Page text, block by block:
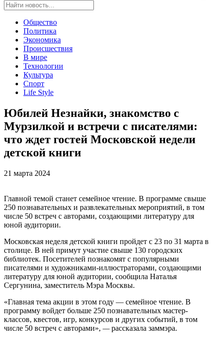
Общество
Политика
Экономика
Происшествия
В мире
Технологии
Культура
Спорт
Life Style
Юбилей Незнайки, знакомство с
Мурзилкой и встречи с писателями:
что ждет гостей Московской недели
детской книги
21 марта 2024
Главной темой станет семейное чтение. В программе свыше
250 познавательных и развлекательных мероприятий, в том
числе 50 встреч с авторами, создающими литературу для
юной аудитории.
Московская неделя детской книги пройдет с 23 по 31 марта в
столице. В ней примут участие свыше 130 городских
библиотек. Посетителей познакомят с популярными
писателями и художниками-иллюстраторами, создающими
литературу для юной аудитории, сообщила Наталья
Сергунина, заместитель Мэра Москвы.
«Главная тема акции в этом году — семейное чтение. В
программу войдет больше 250 познавательных мастер-
классов, квестов, игр, конкурсов и других событий, в том
числе 50 встреч с авторами», —рассказала заммэра.